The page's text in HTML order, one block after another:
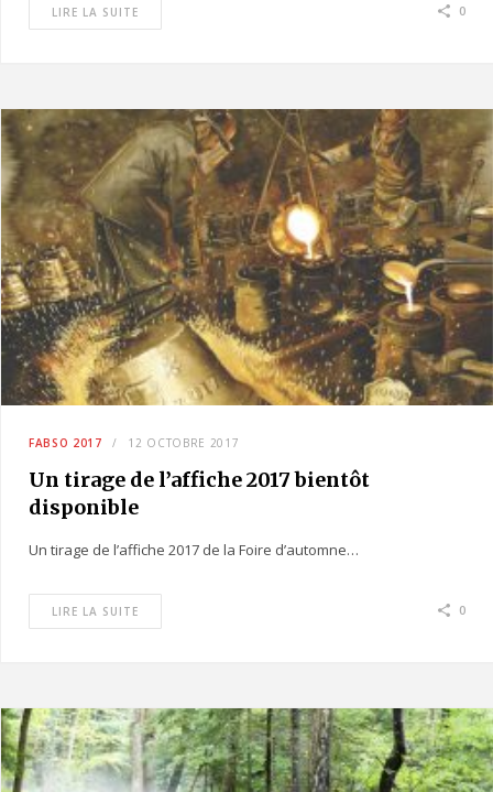
LIRE LA SUITE 0
FABSO 2017 12 OCTOBRE 2017
Un tirage de l’affiche 2017 bientôt
disponible
Un tirage de l’affiche 2017 de la Foire d’automne…
LIRE LA SUITE 0